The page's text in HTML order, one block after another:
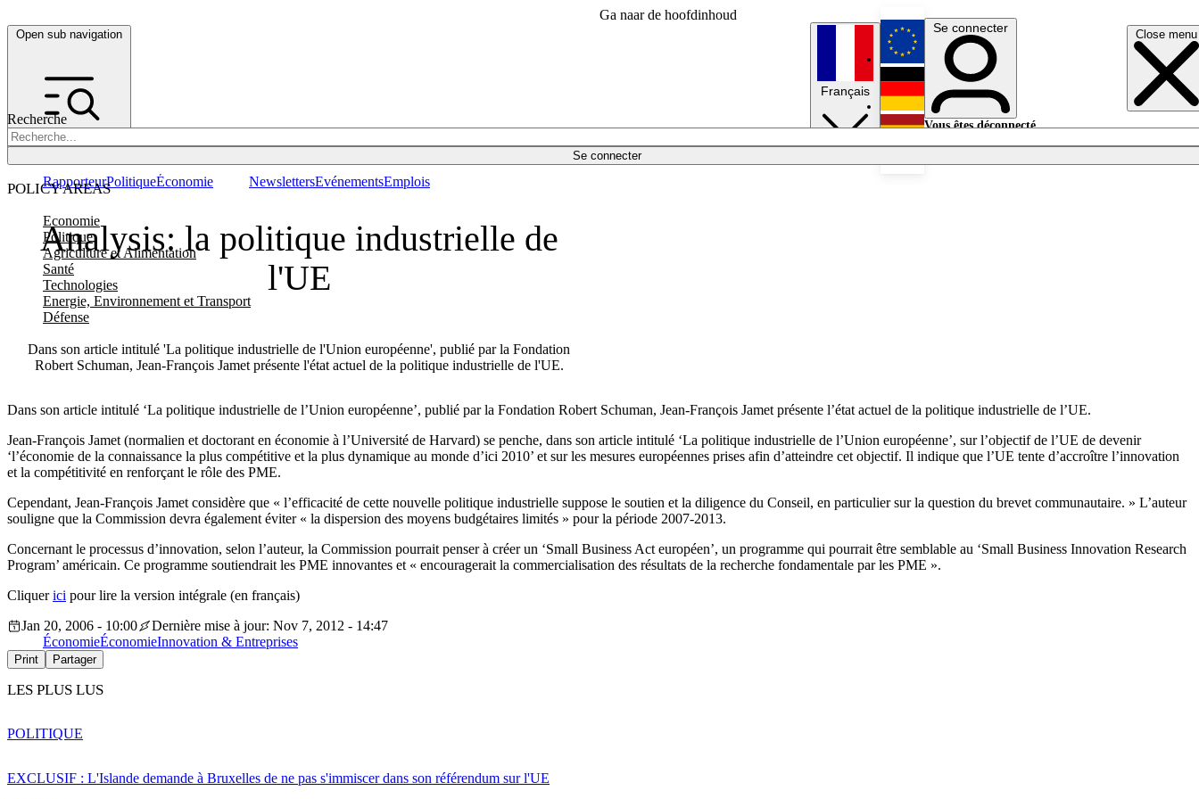
Ga naar de hoofdinhoud
Open sub navigation Close menu
Recherche
Se connecter
POLICY AREAS
Economie
Politique
Agriculture et Alimentation
Santé
Technologies
Energie, Environnement et Transport
Défense
RapporteurPolitiqueÉconomie NewslettersEvénementsEmplois
Français
English
Deutsch
Se connecter
Vous êtes déconnecté.
Analysis: la politique industrielle de
l'UE
Dans son article intitulé 'La politique industrielle de l'Union européenne', publié par la Fondation
Robert Schuman, Jean-François Jamet présente l'état actuel de la politique industrielle de l'UE.
Dans son article intitulé ‘La politique industrielle de l’Union européenne’, publié par la Fondation Robert Schuman, Jean-François Jamet présente l’état actuel de la politique industrielle de l’UE.
Jean-François Jamet (normalien et doctorant en économie à l’Université de Harvard) se penche, dans son article intitulé ‘La politique industrielle de l’Union européenne’, sur l’objectif de l’UE de devenir
‘l’économie de la connaissance la plus compétitive et la plus dynamique au monde d’ici 2010’ et sur les mesures européennes prises afin d’atteindre cet objectif. Il indique que l’UE tente d’accroître l’innovation
et la compétitivité en renforçant le rôle des PME.
Cependant, Jean-François Jamet considère que « l’efficacité de cette nouvelle politique industrielle suppose le soutien et la diligence du Conseil, en particulier sur la question du brevet communautaire. » L’auteur
souligne que la Commission devra également éviter « la dispersion des moyens budgétaires limités » pour la période 2007-2013.
Concernant le processus d’innovation, selon l’auteur, la Commission pourrait penser à créer un ‘Small Business Act européen’, un programme qui pourrait être semblable au ‘Small Business Innovation Research
Program’ américain. Ce programme soutiendrait les PME innovantes et « encouragerait la commercialisation des résultats de la recherche fondamentale par les PME ».
Cliquerici pour lire la version intégrale (en français)
Jan 20, 2006 - 10:00
Dernière mise à jour: Nov 7, 2012 - 14:47
ÉconomieÉconomieInnovation & Entreprises
Print Partager
LES PLUS LUS
EXCLUSIF : L'Islande demande à Bruxelles de ne pas s'immiscer dans son référendum sur l'UE
POLITIQUE